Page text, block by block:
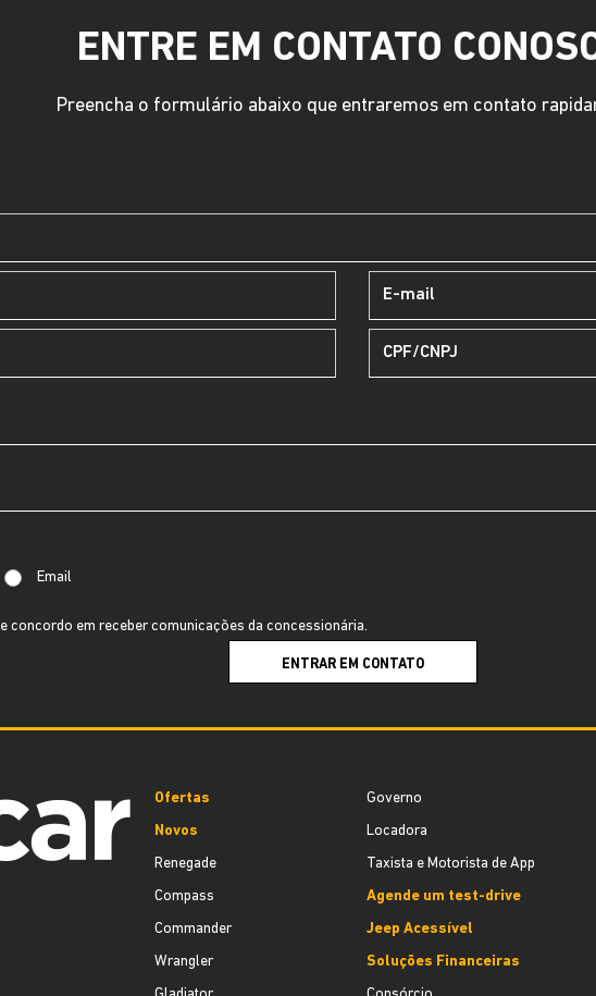
ENTRE EM CONTATO
Preencha o formulário abaixo que entraremos em contato
Email
e concordo em receber comunicações da concessionária.
ENTRAR EM CONTATO
Ofertas
Novos
Renegade
Compass
Commander
Wrangler
Governo
Locadora
Taxista e Motorista de App
Agende um test-drive
Jeep Acessível
Soluções Financeiras